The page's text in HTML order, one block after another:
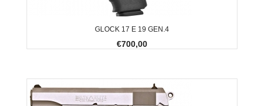
GLOCK 17 E 19 GEN.4
€700,00